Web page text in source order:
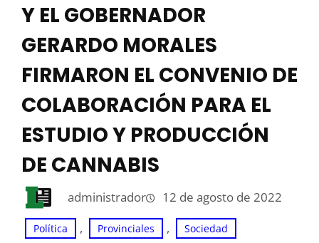
Y EL GOBERNADOR
GERARDO MORALES
FIRMARON EL CONVENIO DE
COLABORACIÓN PARA EL
ESTUDIO Y PRODUCCIÓN
DE CANNABIS
administrador 12 de agosto de 2022
Política , Provinciales , Sociedad